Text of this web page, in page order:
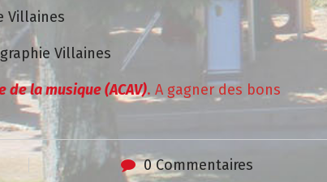
Villaines
Villaines
la musique (ACAV). A gagner des bons
0 Commentaires